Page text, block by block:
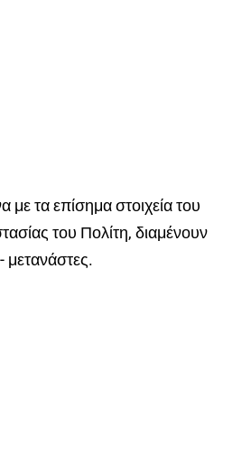
τα επίσημα στοιχεία του
του Πολίτη, διαμένουν